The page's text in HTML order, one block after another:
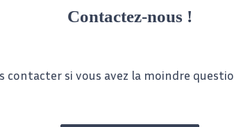
Contactez-nous !
contacter si vous avez la moindre